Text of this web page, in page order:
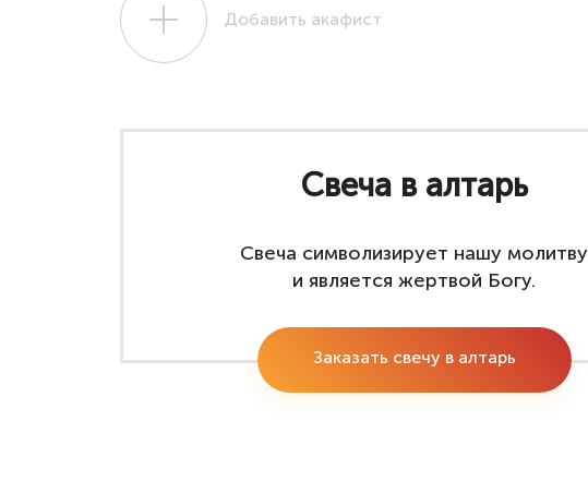
Добавить акафист
Свеча в алтарь
Свеча символизирует нашу молитву
и является жертвой Богу.
Заказать свечу в алтарь